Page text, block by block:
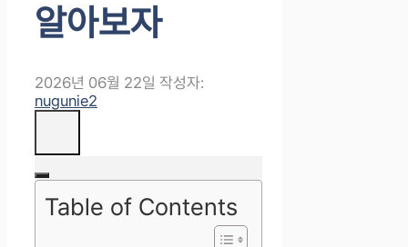
알아보자
2026년 06월 22일 작성자:
nugunie2
Table of Contents